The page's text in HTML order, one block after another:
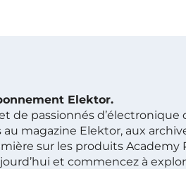
Elektor.
de passionnés d’électronique
magazine Elektor, aux
sur les produits Academy
et commencez à